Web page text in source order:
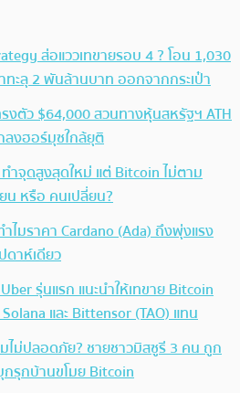
ส่อแววเทขายรอบ 4 ? โอน 1,030
ทะลุ 2 พันล้านบาท ออกจากกระเป๋า
งตัว $64,000 สวนทางหุ้นสหรัฐฯ ATH
งฮอร์มุซใกล้ยุติ
ำจุดสูงสุดใหม่ แต่ Bitcoin ไม่ตาม
น หรือ คนเปลี่ยน?
ไมราคา Cardano (Ada) ถึงพุ่งแรง
ดาห์เดียว
รุ่นแรก แนะนำให้เทขาย Bitcoin
และ Bittensor (TAO) แทน
ไม่ปลอดภัย? ชายชาวมิสซูรี 3 คน ถูก
รุกบ้านขโมย Bitcoin